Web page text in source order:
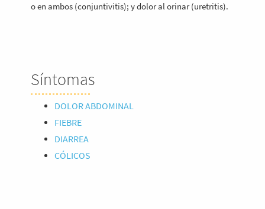
o en ambos (conjuntivitis); y dolor al orinar (uretritis).
Síntomas
DOLOR ABDOMINAL
FIEBRE
DIARREA
CÓLICOS